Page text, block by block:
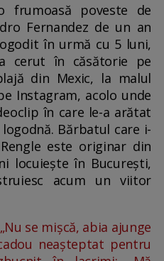
frumoasă poveste de
Fernandez de un an
în urmă cu 5 luni,
cerut în căsătorie pe
din Mexic, la malul
Instagram, acolo unde
în care le-a arătat
Bărbatul care i-
este originar din
locuiește în București,
acum un viitor
„Nu se mișcă, abia ajunge
neașteptat pentru